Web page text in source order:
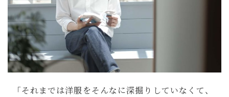
「それまでは洋服をそんなに深掘りしていなくて、